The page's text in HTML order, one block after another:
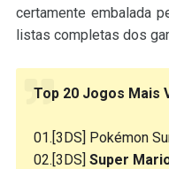
certamente embalada
listas completas dos
Top 20 Jogos Mais
01.[3DS] Pokémon
02.[3DS] Super